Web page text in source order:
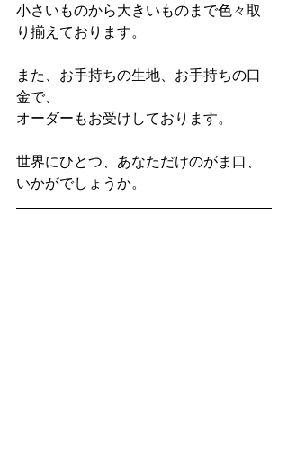
小さいものから大きいものまで色々取
り揃えております。
また、お手持ちの生地、お手持ちの口
金で、
オーダーもお受けしております。
世界にひとつ、あなただけのがま口、
いかがでしょうか。